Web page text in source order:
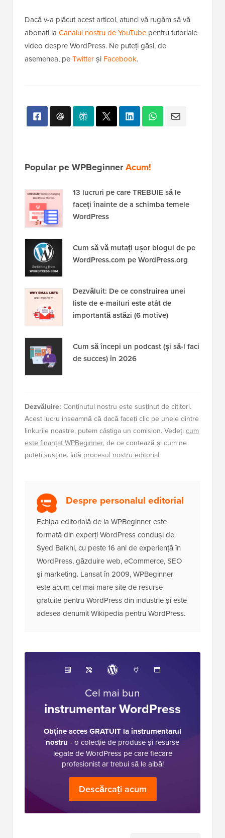
Dacă v-a plăcut acest articol, atunci vă rugăm să vă
abonați la Canalul nostru de YouTube pentru tutoriale
video despre WordPress. Ne puteți găsi, de
asemenea, peTwitterși Facebook.
Popular pe WPBeginnerAcum!
13 lucruri pe care TREBUIE să le
faceți înainte de a schimba temele
WordPress
Cum să vă mutați ușor blogul de pe
WordPress.com pe WordPress.org
Dezvăluit: De ce construirea unei
liste de e-mailuri este atât de
importantă astăzi (6 motive)
Cum să începi un podcast (și să-l faci
de succes) în 2026
Dezvăluire: Conținutul nostru este susținut de cititori.
Acest lucru înseamnă că dacă faceți clic pe unele dintre
linkurile noastre, putem câștiga un comision. Vedeți cum
este finanțat WPBeginner, de ce contează și cum ne
puteți susține. Iată procesul nostru editorial.
Despre personalul editorial
Echipa editorială de la WPBeginner este
formată din experți WordPress conduși de
Syed Balkhi, cu peste 16 ani de experiență în
WordPress, găzduire web, eCommerce, SEO
și marketing. Lansat în 2009, WPBeginner
este acum cel mai mare site de resurse
gratuite pentru WordPress din industrie și este
adesea denumit Wikipedia pentru WordPress.
Cel mai bun
instrumentar WordPress
Obține acces GRATUIT la instrumentarul
nostru - o colecție de produse și resurse
legate de WordPress pe care fiecare
profesionist ar trebui să le aibă!
Descărcați acum